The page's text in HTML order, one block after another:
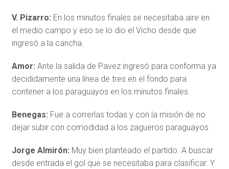
V. Pizarro: En los minutos finales se necesitaba aire en
el medio campo y eso se lo dio el Vicho desde que
ingresó a la cancha.
Amor: Ante la salida de Pavez ingresó para conforma ya
decididamente una línea de tres en el fondo para
contener a los paraguayos en los minutos finales
Benegas: Fue a correrlas todas y con la misión de no
dejar subir con comodidad a los zagueros paraguayos
Jorge Almirón: Muy bien planteado el partido. A buscar
desde entrada el gol que se necesitaba para clasificar. Y